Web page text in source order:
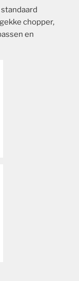
chopper,
en